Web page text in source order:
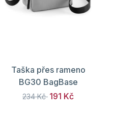
Taška přes rameno
BG30 BagBase
234 Kč 191 Kč